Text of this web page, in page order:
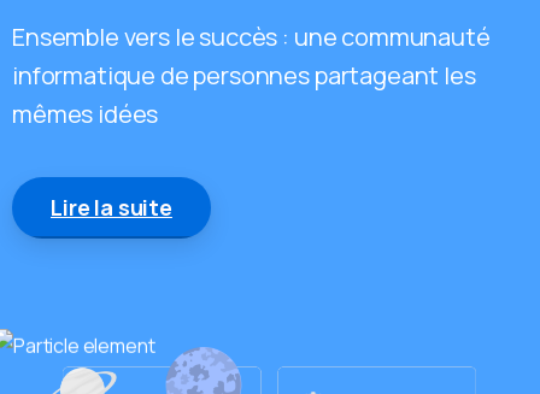
Ensemble vers le succès : une communauté
informatique de personnes partageant les
mêmes idées
Lire la suite